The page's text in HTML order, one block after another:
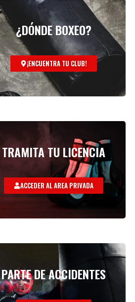
¿DÓNDE BOXEO?
¡ENCUENTRA TU CLUB!
TRAMITA TU LICENCIA
ACCEDER AL AREA PRIVADA
PARTE DE ACCIDENTES